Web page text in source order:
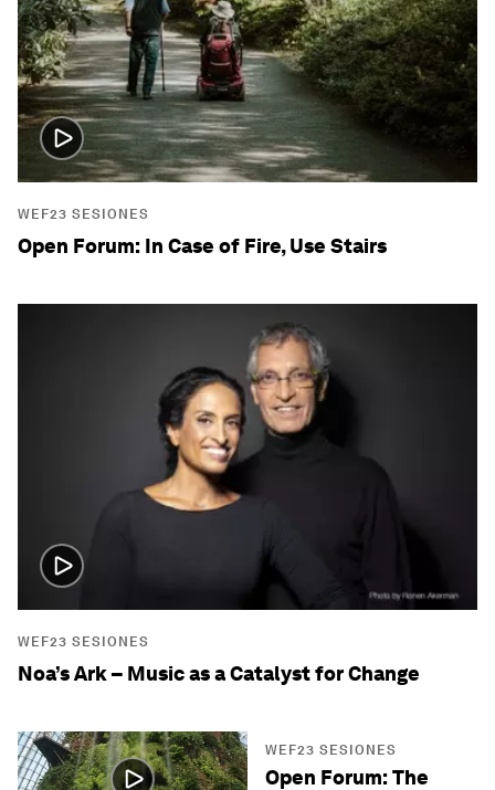
WEF23 SESIONES
Open Forum: In Case of Fire, Use Stairs
WEF23 SESIONES
Noa’s Ark – Music as a Catalyst for Change
WEF23 SESIONES
Open Forum: The